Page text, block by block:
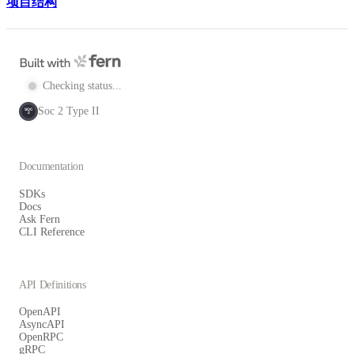
Checking status...
SOC
2 Soc 2 Type II
Documentation
SDKs
Docs
Ask Fern
CLI Reference
API Definitions
OpenAPI
AsyncAPI
OpenRPC
gRPC